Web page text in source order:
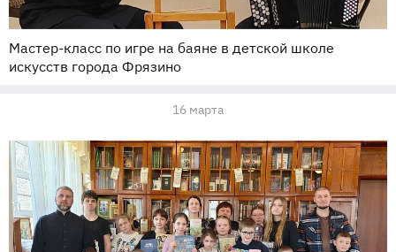
Мастер-класс по игре на баяне в детской школе
искусств города Фрязино
16 марта